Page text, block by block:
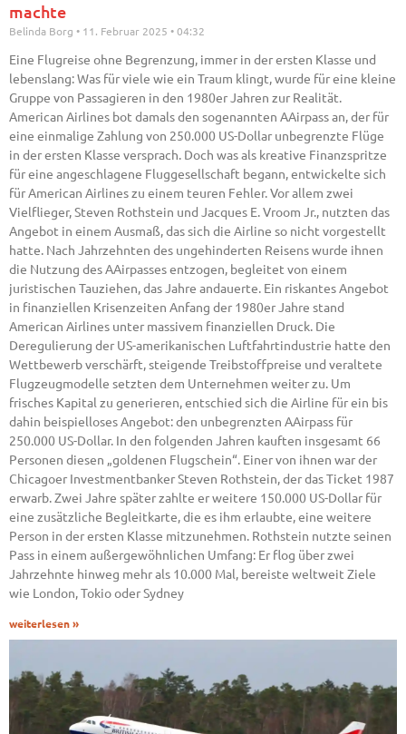
machte
Belinda Borg 11. Februar 2025 04:32
Eine Flugreise ohne Begrenzung, immer in der ersten Klasse und
lebenslang: Was für viele wie ein Traum klingt, wurde für eine kleine
Gruppe von Passagieren in den 1980er Jahren zur Realität.
American Airlines bot damals den sogenannten AAirpass an, der für
eine einmalige Zahlung von 250.000 US-Dollar unbegrenzte Flüge
in der ersten Klasse versprach. Doch was als kreative Finanzspritze
für eine angeschlagene Fluggesellschaft begann, entwickelte sich
für American Airlines zu einem teuren Fehler. Vor allem zwei
Vielflieger, Steven Rothstein und Jacques E. Vroom Jr., nutzten das
Angebot in einem Ausmaß, das sich die Airline so nicht vorgestellt
hatte. Nach Jahrzehnten des ungehinderten Reisens wurde ihnen
die Nutzung des AAirpasses entzogen, begleitet von einem
juristischen Tauziehen, das Jahre andauerte. Ein riskantes Angebot
in finanziellen Krisenzeiten Anfang der 1980er Jahre stand
American Airlines unter massivem finanziellen Druck. Die
Deregulierung der US-amerikanischen Luftfahrtindustrie hatte den
Wettbewerb verschärft, steigende Treibstoffpreise und veraltete
Flugzeugmodelle setzten dem Unternehmen weiter zu. Um
frisches Kapital zu generieren, entschied sich die Airline für ein bis
dahin beispielloses Angebot: den unbegrenzten AAirpass für
250.000 US-Dollar. In den folgenden Jahren kauften insgesamt 66
Personen diesen „goldenen Flugschein“. Einer von ihnen war der
Chicagoer Investmentbanker Steven Rothstein, der das Ticket 1987
erwarb. Zwei Jahre später zahlte er weitere 150.000 US-Dollar für
eine zusätzliche Begleitkarte, die es ihm erlaubte, eine weitere
Person in der ersten Klasse mitzunehmen. Rothstein nutzte seinen
Pass in einem außergewöhnlichen Umfang: Er flog über zwei
Jahrzehnte hinweg mehr als 10.000 Mal, bereiste weltweit Ziele
wie London, Tokio oder Sydney
weiterlesen »